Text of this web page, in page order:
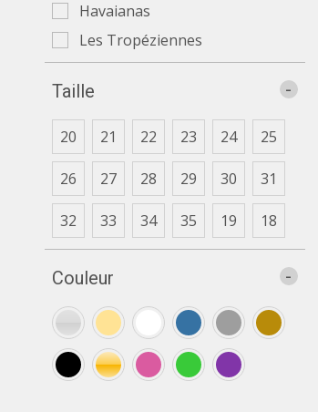
Havaianas
Les Tropéziennes
Taille -
20 21 22 23 24 25
26 27 28 29 30 31
32 33 34 35 19 18
Couleur -
Blanc Bleu Gris Marron
Rose Vert Violet